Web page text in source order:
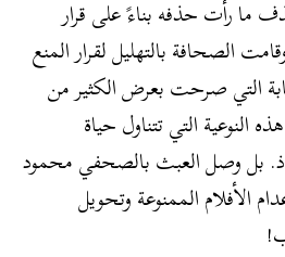
رأت حذفه بناءً على قرار
الصحافة بالتهليل لقرار المنع
التي صرحت بعرض الكثير من
النوعية التي تتناول حياة
بل وصل العبث بالصحفي محمود
الأفلام الممنوعة وتحويل